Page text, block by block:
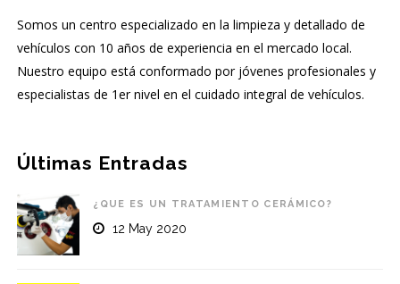
Somos un centro especializado en la limpieza y detallado de
vehículos con 10 años de experiencia en el mercado local.
Nuestro equipo está conformado por jóvenes profesionales y
especialistas de 1er nivel en el cuidado integral de vehículos.
Últimas Entradas
¿QUE ES UN TRATAMIENTO CERÁMICO?
12 May 2020